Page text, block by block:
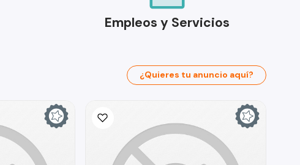
Empleos y Servicios
¿Quieres tu anuncio aquí?